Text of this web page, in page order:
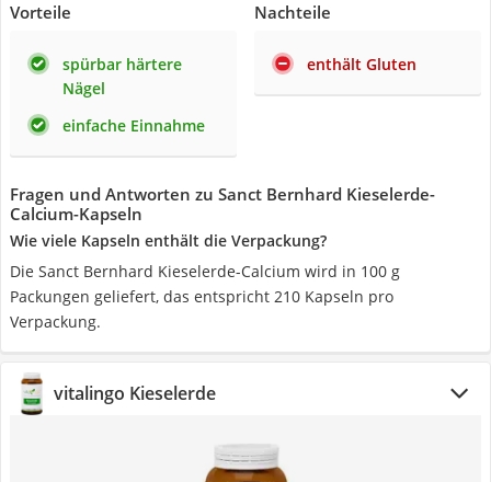
Vorteile
spürbar härtere
Nägel
einfache Einnahme
Nachteile
enthält Gluten
Fragen und Antworten zu Sanct Bernhard Kieselerde-
Calcium-Kapseln
Wie viele Kapseln enthält die Verpackung?
Die Sanct Bernhard Kieselerde-Calcium wird in 100 g
Packungen geliefert, das entspricht 210 Kapseln pro
Verpackung.
vitalingo Kieselerde